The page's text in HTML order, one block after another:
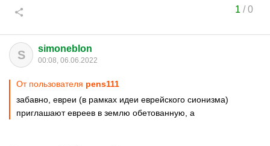
1 /0
S simoneblon
00:08, 06.06.2022
От пользователя pens111
забавно, евреи (в рамках идеи еврейского сионизма)
приглашают евреев в землю обетованную, а